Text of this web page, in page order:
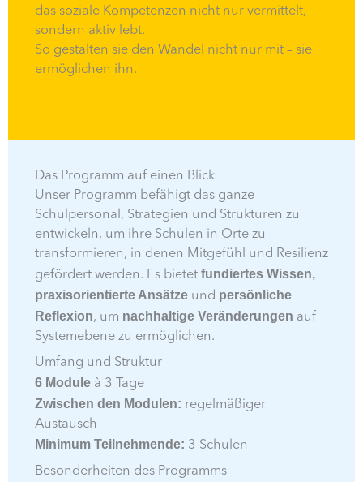
das soziale Kompetenzen nicht nur vermittelt,
sondern aktiv lebt.
So gestalten sie den Wandel nicht nur mit – sie
ermöglichen ihn.
Das Programm auf einen Blick
Unser Programm befähigt das ganze
Schulpersonal, Strategien und Strukturen zu
entwickeln, um ihre Schulen in Orte zu
transformieren, in denen Mitgefühl und Resilienz
gefördert werden. Es bietet fundiertes Wissen,
praxisorientierte Ansätzeund persönliche
Reflexion, um nachhaltige Veränderungen auf
Systemebene zu ermöglichen.
Umfang und Struktur
6 Moduleà 3 Tage
Zwischen den Modulen: regelmäßiger
Austausch
Minimum Teilnehmende: 3 Schulen
Besonderheiten des Programms